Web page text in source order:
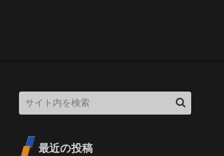
最近の投稿